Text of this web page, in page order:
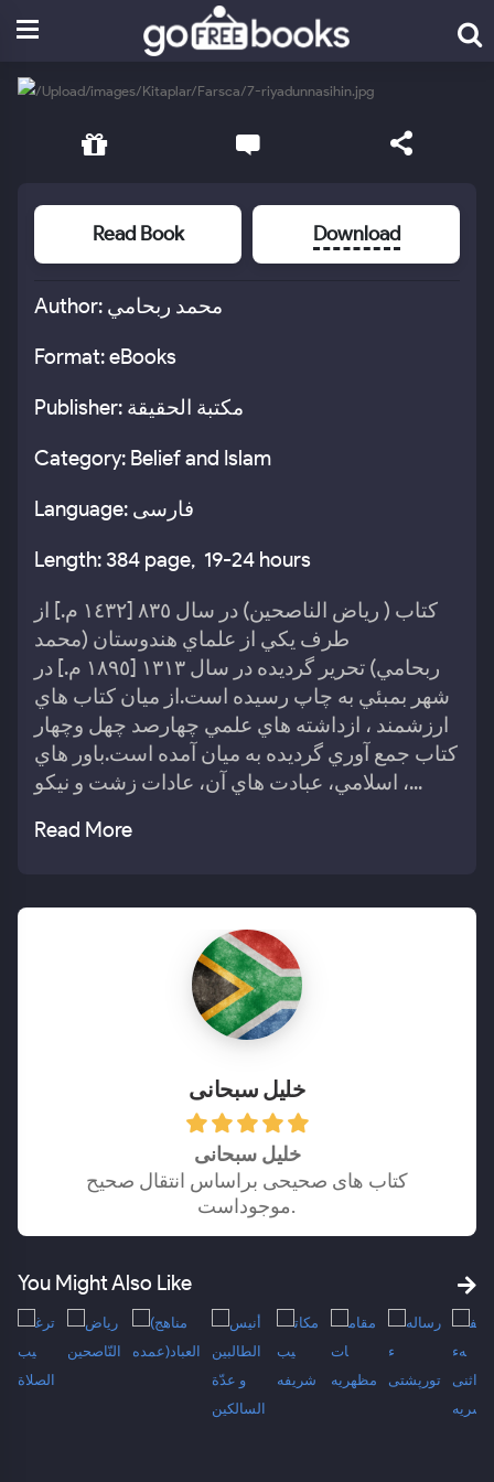
Read Book Download
Author: محمد ربحامي
Format: eBooks
Publisher: مكتبة الحقيقة
Category: Belief and Islam
Language: فارسی
Length: 384 page, 19-24 hours
كتاب ( رياض الناصحين) در سال ٨٣٥ [١٤٣٢ م.] از
طرف يكي از علماي هندوستان (محمد
ربحامي) تحرير گرديده در سال ١٣١٣ [١٨٩٥ م.] در
شهر بمبئي به چاپ رسيده است.از ميان كتاب هاي
ارزشمند ، ازداشته هاي علمي چهارصد چهل وچهار
كتاب جمع آوري گرديده به ميان آمده است.باور هاي
اسلامي، عبادت هاي آن، عادات زشت و نيكو ،...
Read More
خلیل سبحانی
خلیل سبحانی
کتاب های صحیحی براساس انتقال صحیح
موجوداست.
You Might Also Like